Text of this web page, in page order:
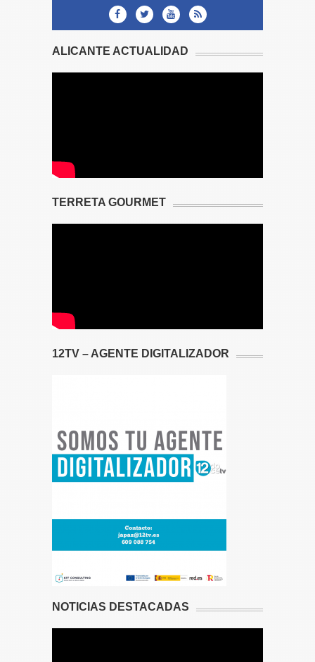
ALICANTE ACTUALIDAD
TERRETA GOURMET
12TV – AGENTE DIGITALIZADOR
NOTICIAS DESTACADAS